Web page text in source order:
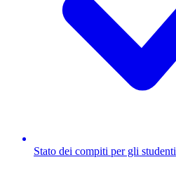
Stato dei compiti per gli studenti